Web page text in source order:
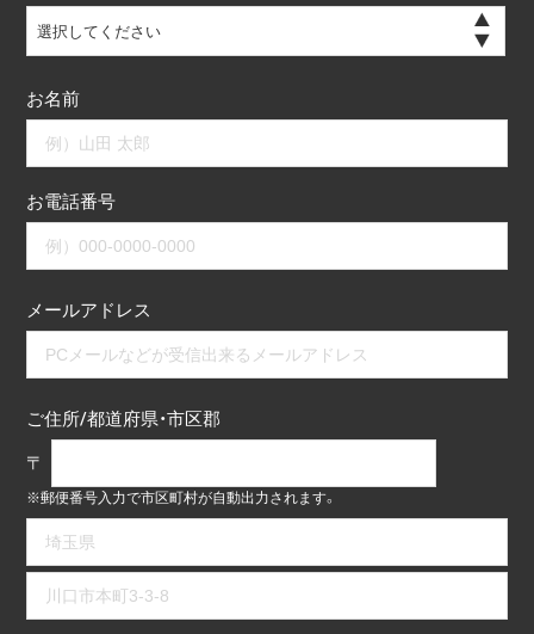
選択してください
お名前
お電話番号
メールアドレス
ご住所/都道府県・市区郡
〒
※郵便番号入力で市区町村が自動出力されます。